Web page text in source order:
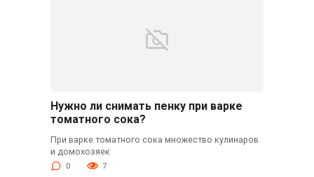
Нужно ли снимать пенку при варке
томатного сока?
При варке томатного сока множество кулинаров
и домохозяек
0 7